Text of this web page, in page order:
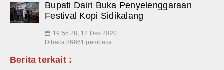
Bupati Dairi Buka Penyelenggaraan
Festival Kopi Sidikalang
📅 19:55:28, 12 Des 2020
Dibaca:86661 pembaca
Berita terkait :